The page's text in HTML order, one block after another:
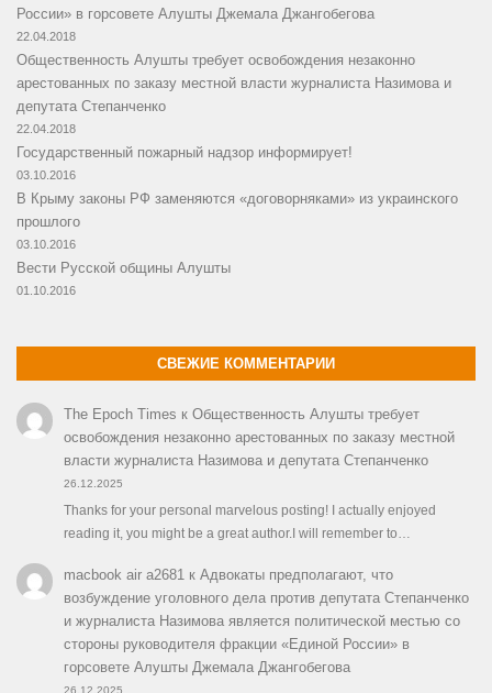
России» в горсовете Алушты Джемала Джангобегова
22.04.2018
Общественность Алушты требует освобождения незаконно
арестованных по заказу местной власти журналиста Назимова и
депутата Степанченко
22.04.2018
Государственный пожарный надзор информирует!
03.10.2016
В Крыму законы РФ заменяются «договорняками» из украинского
прошлого
03.10.2016
Вести Русской общины Алушты
01.10.2016
СВЕЖИЕ КОММЕНТАРИИ
The Epoch Times к Общественность Алушты требует
освобождения незаконно арестованных по заказу местной
власти журналиста Назимова и депутата Степанченко
26.12.2025
Thanks for your personal marvelous posting! I actually enjoyed
reading it, you might be a great author.I will remember to…
macbook air a2681к Адвокаты предполагают, что
возбуждение уголовного дела против депутата Степанченко
и журналиста Назимова является политической местью со
стороны руководителя фракции «Единой России» в
горсовете Алушты Джемала Джангобегова
26.12.2025